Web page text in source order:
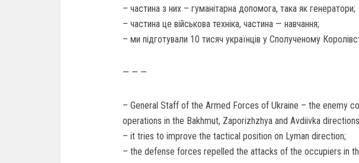
– частина з них – гуманітарна допомога, така як генератори;
– частина це військова техніка, частина — навчання;
– ми підготували 10 тисяч українців у Сполученому
— — —
– General Staff of the Armed Forces of Ukraine – the enemy
operations in the Bakhmut, Zaporizhzhya and Avdiivka
– it tries to improve the tactical position on Lyman direction;
– the defense forces repelled the attacks of the occupiers in